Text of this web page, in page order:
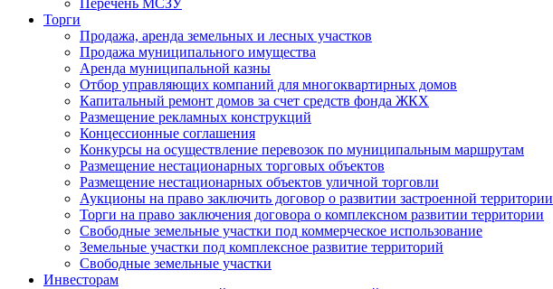
Перечень МСЗУ
Торги
Продажа, аренда земельных и лесных участков
Продажа муниципального имущества
Аренда муниципальной казны
Отбор управляющих компаний для многоквартирных домов
Капитальный ремонт домов за счет средств фонда ЖКХ
Размещение рекламных конструкций
Концессионные соглашения
Конкурсы на осуществление перевозок по муниципальным маршрутам
Размещение нестационарных торговых объектов
Размещение нестационарных объектов уличной торговли
Аукционы на право заключить договор о развитии застроенной территории
Торги на право заключения договора о комплексном развитии территории
Свободные земельные участки под коммерческое использование
Земельные участки под комплексное развитие территорий
Свободные земельные участки
Инвесторам